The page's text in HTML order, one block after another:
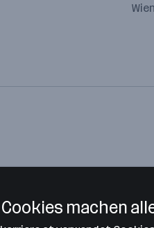
Cookies machen